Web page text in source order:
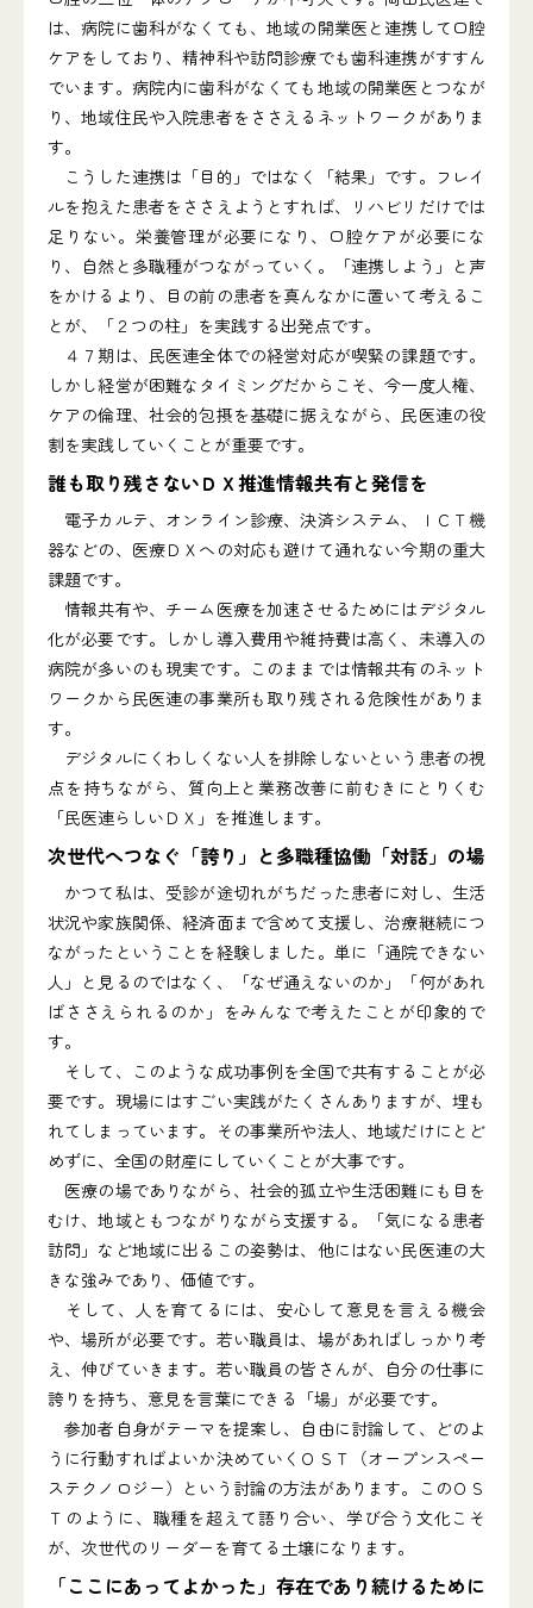
は、病院に歯科がなくても、地域の開業医と連携して口腔
ケアをしており、精神科や訪問診療でも歯科連携がすすん
でいます。病院内に歯科がなくても地域の開業医とつなが
り、地域住民や入院患者をささえるネットワークがありま
す。
こうした連携は「目的」ではなく「結果」です。フレイ
ルを抱えた患者をささえようとすれば、リハビリだけでは
足りない。栄養管理が必要になり、口腔ケアが必要にな
り、自然と多職種がつながっていく。「連携しよう」と声
をかけるより、目の前の患者を真んなかに置いて考えるこ
とが、「２つの柱」を実践する出発点です。
４７期は、民医連全体での経営対応が喫緊の課題です。
しかし経営が困難なタイミングだからこそ、今一度人権、
ケアの倫理、社会的包摂を基礎に据えながら、民医連の役
割を実践していくことが重要です。
誰も取り残さないＤＸ推進情報共有と発信を
電子カルテ、オンライン診療、決済システム、ＩＣＴ機
器などの、医療ＤＸへの対応も避けて通れない今期の重大
課題です。
情報共有や、チーム医療を加速させるためにはデジタル
化が必要です。しかし導入費用や維持費は高く、未導入の
病院が多いのも現実です。このままでは情報共有のネット
ワークから民医連の事業所も取り残される危険性がありま
す。
デジタルにくわしくない人を排除しないという患者の視
点を持ちながら、質向上と業務改善に前むきにとりくむ
「民医連らしいＤＸ」を推進します。
次世代へつなぐ「誇り」と多職種協働「対話」の場
かつて私は、受診が途切れがちだった患者に対し、生活
状況や家族関係、経済面まで含めて支援し、治療継続につ
ながったということを経験しました。単に「通院できない
人」と見るのではなく、「なぜ通えないのか」「何があれ
ばささえられるのか」をみんなで考えたことが印象的で
す。
そして、このような成功事例を全国で共有することが必
要です。現場にはすごい実践がたくさんありますが、埋も
れてしまっています。その事業所や法人、地域だけにとど
めずに、全国の財産にしていくことが大事です。
医療の場でありながら、社会的孤立や生活困難にも目を
むけ、地域ともつながりながら支援する。「気になる患者
訪問」など地域に出るこの姿勢は、他にはない民医連の大
きな強みであり、価値です。
そして、人を育てるには、安心して意見を言える機会
や、場所が必要です。若い職員は、場があればしっかり考
え、伸びていきます。若い職員の皆さんが、自分の仕事に
誇りを持ち、意見を言葉にできる「場」が必要です。
参加者自身がテーマを提案し、自由に討論して、どのよ
うに行動すればよいか決めていくＯＳＴ（オープンスペー
ステクノロジー）という討論の方法があります。このＯＳ
Ｔのように、職種を超えて語り合い、学び合う文化こそ
が、次世代のリーダーを育てる土壌になります。
「ここにあってよかった」存在であり続けるために